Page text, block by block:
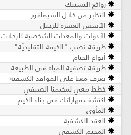
روائع التشبيك
التخابر من خلال السيمافور
الأسس العشرة للرحيل
الأدوات والمعدات الشخصية للرحلات
طريقة نصب "الخيمة التقليديّة"
أنواع الخيام
طريقة تصفية المياه في الطبيعة
تعرف معنا على المواقد الكشفية
خطط معي لمخيمنا الصيفي
اكتشف مهاراتك في بناء الخيم
المأوى
العقد الكشفية
المخيم الكشفي